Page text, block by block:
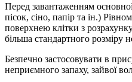
Перед завантаженням
пісок, сіно, папір та ін.)
поверхнею клітки з
більша стандартного розміру
Безпечно застосовувати в
неприємного запаху, зайвої